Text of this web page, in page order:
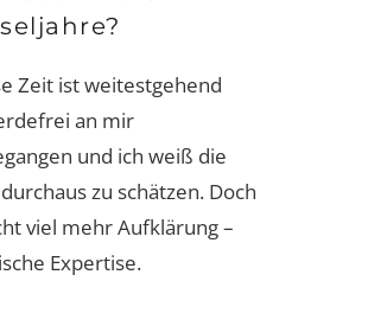
Zeit ist weitestgehend
an mir
und ich weiß die
zu schätzen. Doch
viel mehr Aufklärung –
Expertise.